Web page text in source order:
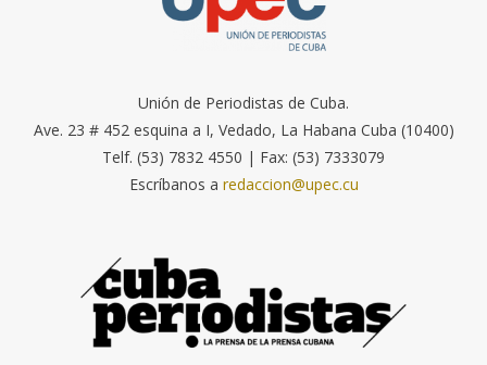
Unión de Periodistas de Cuba.
Ave. 23 # 452 esquina a I, Vedado, La Habana Cuba (10400)
Telf. (53) 7832 4550 | Fax: (53) 7333079
Escríbanos a redaccion@upec.cu